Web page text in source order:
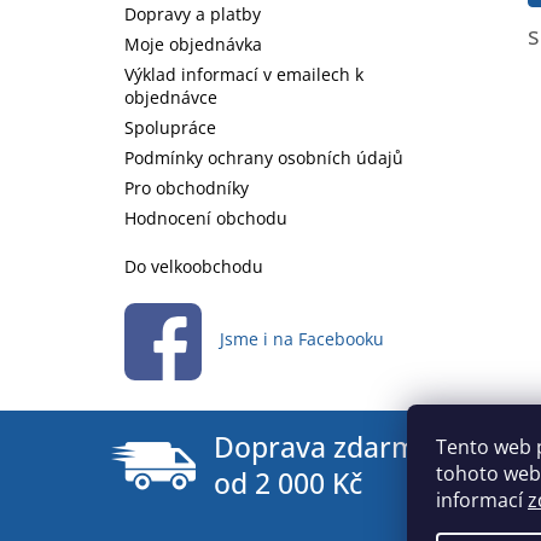
Tento web
tohoto
informací
Dopravy a platby
Moje objednávka
Výklad informací v emailech k
objednávce
Spolupráce
Podmínky ochrany osobních údajů
Pro obchodníky
Hodnocení obchodu
Do velkoobchodu
Jsme i na Facebooku
Doprava zdarma
od 2 000 Kč